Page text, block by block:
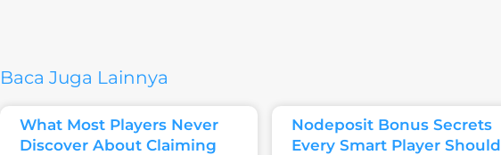
Baca Juga Lainnya
What Most Players Never
Discover About Claiming
Nodeposit Bonus Secrets
Every Smart Player Should